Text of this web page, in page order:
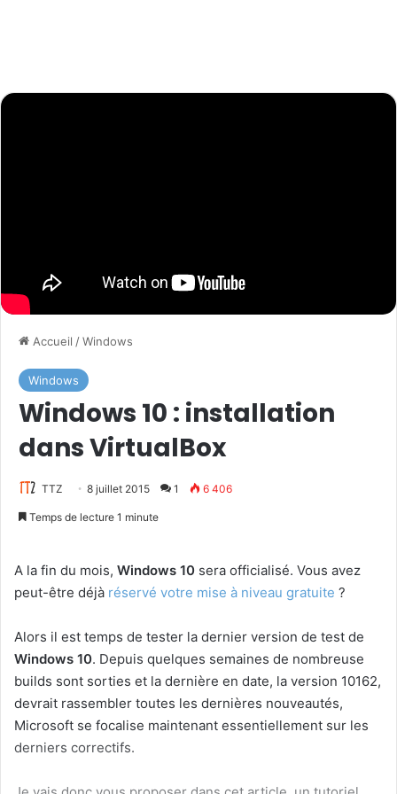
Accueil /Windows
Windows
Windows 10 : installation
dans VirtualBox
TTZ 8 juillet 2015 1 6 406
Temps de lecture 1 minute
A la fin du mois, Windows 10 sera officialisé. Vous avez
peut-être déjà réservé votre mise à niveau gratuite ?
Alors il est temps de tester la dernier version de test de
Windows 10. Depuis quelques semaines de nombreuse
builds sont sorties et la dernière en date, la version 10162,
devrait rassembler toutes les dernières nouveautés,
Microsoft se focalise maintenant essentiellement sur les
derniers correctifs.